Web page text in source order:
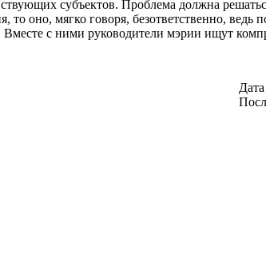
субъектов. Проблема должна
оно, мягко говоря, безответственно, ведь
с ними руководители мэрии ищут